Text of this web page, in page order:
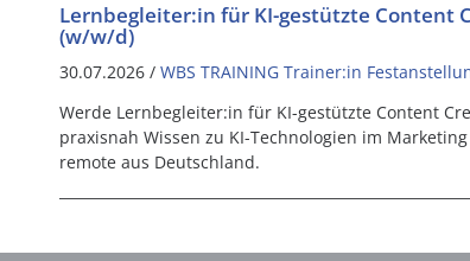
Lernbegleiter:in für KI-gestützte Content
(w/w/d)
30.07.2026 / WBS TRAINING Trainer:in
Werde Lernbegleiter:in für KI-gestützte Content
praxisnah Wissen zu KI-Technologien im
remote aus Deutschland.